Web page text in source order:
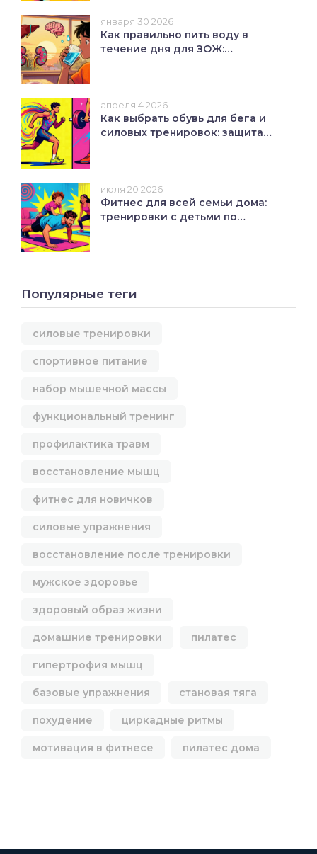
января 30 2026
Как правильно пить воду в
течение дня для ЗОЖ:
апреля 4 2026
Как выбрать обувь для бега и
силовых тренировок: защита
июля 20 2026
Фитнес для всей семьи дома:
тренировки с детьми по
Популярные теги
силовые тренировки
спортивное питание
набор мышечной массы
функциональный тренинг
профилактика травм
восстановление мышц
фитнес для новичков
силовые упражнения
восстановление после тренировки
мужское здоровье
здоровый образ жизни
домашние тренировки пилатес
гипертрофия мышц
базовые упражнения становая тяга
похудение циркадные ритмы
мотивация в фитнесе пилатес дома